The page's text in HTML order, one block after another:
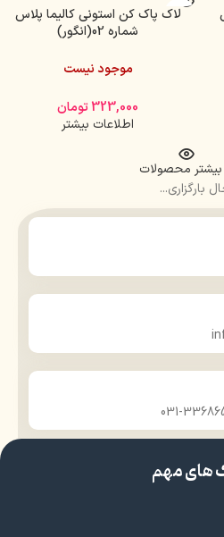
لاک پاک کن استونی کالیما پلاس
شماره 02(انگور)
موجود نیست
323,000تومان
اطلاعات بیشتر
بیشتر محصولات
بارگزاری...
های مهم